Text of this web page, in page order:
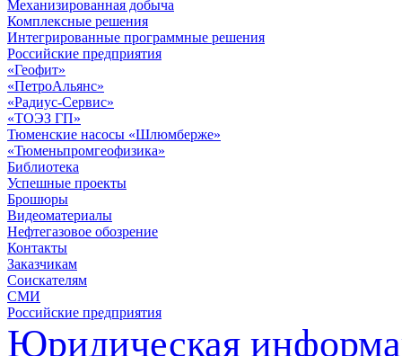
Механизированная добыча
Комплексные решения
Интегрированные программные решения
Российские предприятия
«Геофит»
«ПетроАльянс»
«Радиус-Сервис»
«ТОЭЗ ГП»
Тюменские насосы «Шлюмберже»
«Тюменьпромгеофизика»
Библиотека
Успешные проекты
Брошюры
Видеоматериалы
Нефтегазовое обозрение
Контакты
Заказчикам
Соискателям
СМИ
Российские предприятия
Юридическая